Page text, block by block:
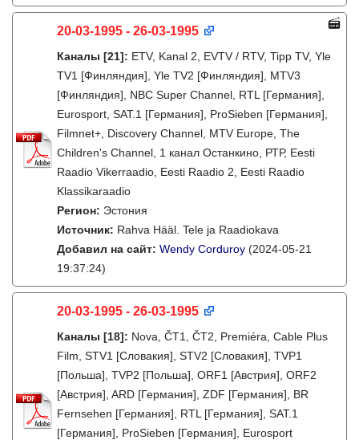
20-03-1995 - 26-03-1995
Каналы [21]: ETV, Kanal 2, EVTV / RTV, Tipp TV, Yle
TV1 [Финляндия], Yle TV2 [Финляндия], MTV3
[Финляндия], NBC Super Channel, RTL [Германия],
Eurosport, SAT.1 [Германия], ProSieben [Германия],
Filmnet+, Discovery Channel, MTV Europe, The
Children's Channel, 1 канал Останкино, РТР, Eesti
Raadio Vikerraadio, Eesti Raadio 2, Eesti Raadio
Klassikaraadio
Регион: Эстония
Источник: Rahva Hääl. Tele ja Raadiokava
Добавил на сайт: Wendy Corduroy (2024-05-21
19:37:24)
20-03-1995 - 26-03-1995
Каналы [18]: Nova, ČT1, ČT2, Premiéra, Cable Plus
Film, STV1 [Словакия], STV2 [Словакия], TVP1
[Польша], TVP2 [Польша], ORF1 [Австрия], ORF2
[Австрия], ARD [Германия], ZDF [Германия], BR
Fernsehen [Германия], RTL [Германия], SAT.1
[Германия], ProSieben [Германия], Eurosport